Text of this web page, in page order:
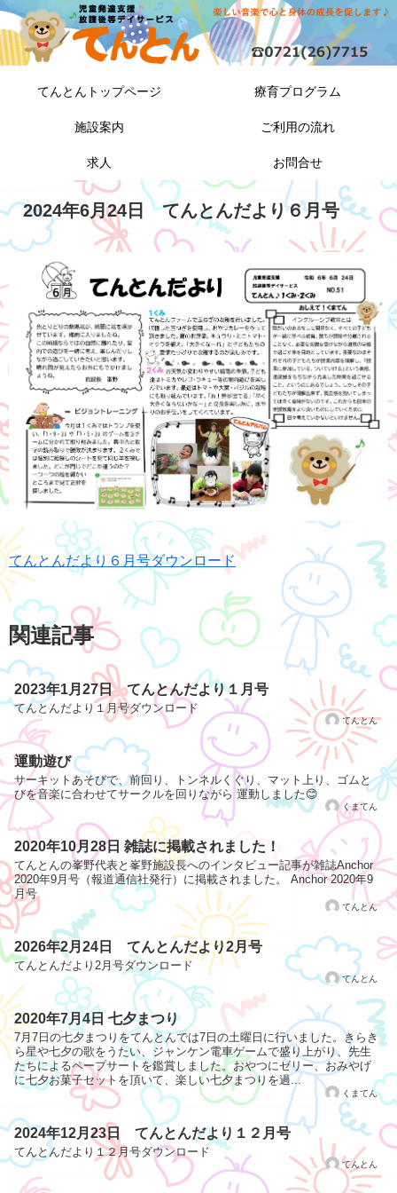
てんとんトップページ 療育プログラム
施設案内 ご利用の流れ
求人 お問合せ
2024年6月24日 てんとんだより６月号
てんとんだより６月号ダウンロード
関連記事
2023年1月27日 てんとんだより１月号
てんとんだより１月号ダウンロード
てんとん
運動遊び
サーキットあそびで、前回り、トンネルくぐり、マット上り、ゴムと
びを音楽に合わせてサークルを回りながら 運動しました😊
くまてん
2020年10月28日 雑誌に掲載されました！
てんとんの峯野代表と峯野施設長へのインタビュー記事が雑誌Anchor
2020年9月号（報道通信社発行）に掲載されました。 Anchor 2020年9
月号
てんとん
2026年2月24日 てんとんだより2月号
てんとんだより2月号ダウンロード
てんとん
2020年7月4日 七夕まつり
7月7日の七夕まつりをてんとんでは7日の土曜日に行いました。きらき
ら星や七夕の歌をうたい、ジャンケン電車ゲームで盛り上がり、先生
たちによるペープサートを鑑賞しました。おやつにゼリー、おみやげ
に七夕お菓子セットを頂いて、楽しい七夕まつりを過...
くまてん
2024年12月23日 てんとんだより１２月号
てんとんだより１２月号ダウンロード
てんとん